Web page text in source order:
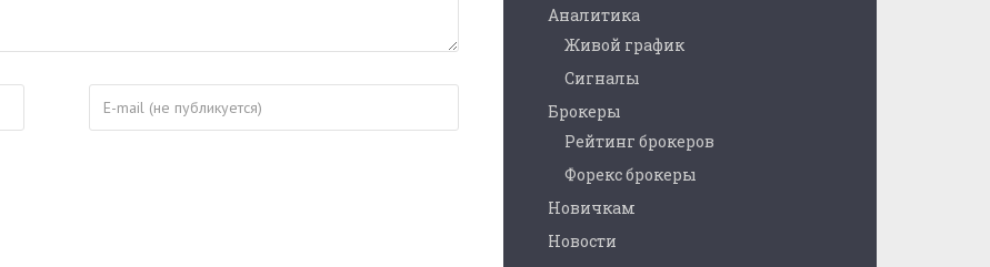
Аналитика
Живой график
Сигналы
Брокеры
Рейтинг брокеров
Форекс брокеры
Новичкам
Новости